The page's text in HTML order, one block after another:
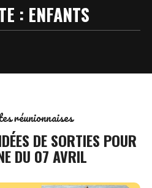
: ENFANTS
réunionnaises
DE SORTIES POUR
DU 07 AVRIL